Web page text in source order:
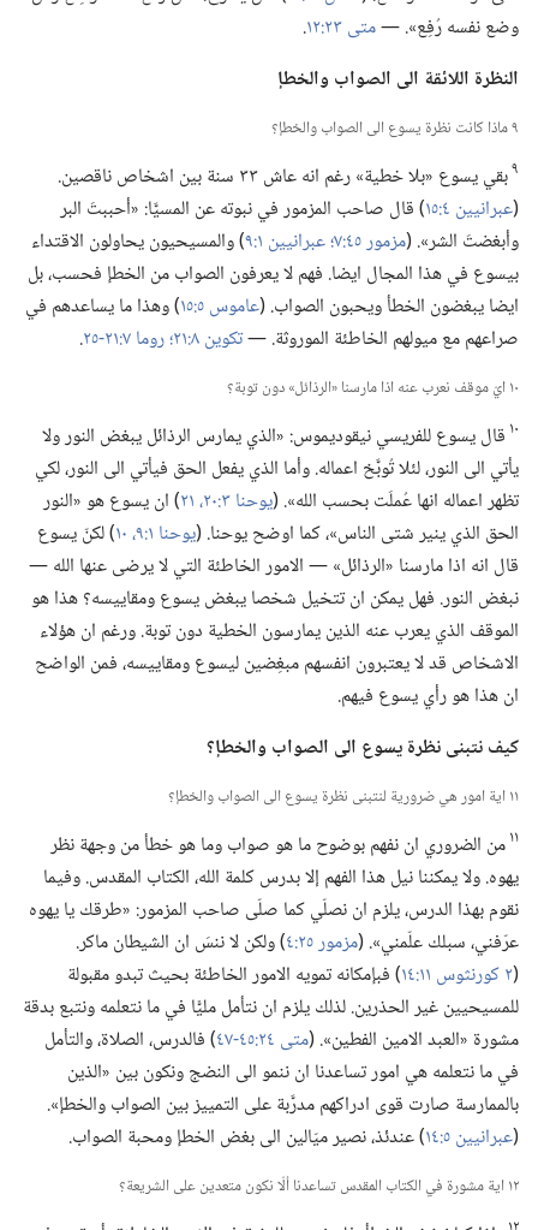
وضع نفسه رُفِع».‏ —‏متى ٢٣:‏١٢
‏.‏
النظرة اللائقة الى الصواب والخطإ
٩ ماذا كانت نظرة يسوع الى الصواب والخطإ؟‏
٩
بقي يسوع «بلا خطية» رغم انه عاش ٣٣ سنة بين اشخاص ناقصين.‏
(‏عبرانيين ٤:‏١٥
‏)‏ قال صاحب المزمور في نبوته عن المسيَّا:‏ «أحببتَ البر
وأبغضتَ الشر».‏ (‏مزمور ٤٥:‏٧؛‏ عبرانيين ١:‏٩
‏)‏ والمسيحيون يحاولون الاقتداء
بيسوع في هذا المجال ايضا.‏ فهم لا يعرفون الصواب من الخطإ فحسب،‏ بل
ايضا يبغضون الخطأ ويحبون الصواب.‏ (‏عاموس ٥:‏١٥
‏)‏ وهذا ما يساعدهم في
صراعهم مع ميولهم الخاطئة الموروثة.‏ —‏تكوين ٨:‏٢١؛‏ روما ٧:‏٢١-‏٢٥ ‏.‏
١٠ ايّ موقف نعرب عنه اذا مارسنا «الرذائل» دون توبة؟‏
١٠ قال يسوع للفريسي نيقوديموس:‏ «الذي يمارس الرذائل يبغض النور ولا
يأتي الى النور،‏ لئلا تُوبَّخ اعماله.‏ وأما الذي يفعل الحق فيأتي الى النور،‏ لكي
تظهر اعماله انها عُملَت بحسب الله».‏ (‏يوحنا ٣:‏٢٠،‏ ٢١
‏)‏ ان يسوع هو «النور
الحق الذي ينير شتى الناس»،‏ كما اوضح يوحنا.‏ (‏يوحنا ١:‏٩،‏ ١٠
‏)‏ لكنّ يسوع
قال انه اذا مارسنا «الرذائل» —‏ الامور الخاطئة التي لا يرضى عنها الله —‏
نبغض النور.‏ فهل يمكن ان تتخيل شخصا يبغض يسوع ومقاييسه؟‏ هذا هو
الموقف الذي يعرب عنه الذين يمارسون الخطية دون توبة.‏ ورغم ان هؤلاء
الاشخاص قد لا يعتبرون انفسهم مبغِضين ليسوع ومقاييسه،‏ فمن الواضح
ان هذا هو رأي يسوع فيهم.‏
كيف نتبنى نظرة يسوع الى الصواب والخطإ؟‏
١١ اية امور هي ضرورية لنتبنى نظرة يسوع الى الصواب والخطإ؟‏
١١من الضروري ان نفهم بوضوح ما هو صواب وما هو خطأ من وجهة نظر
يهوه.‏ ولا يمكننا نيل هذا الفهم إلا بدرس كلمة الله،‏ الكتاب المقدس.‏ وفيما
نقوم بهذا الدرس،‏ يلزم ان نصلّي كما صلّى صاحب المزمور:‏ «طرقك يا يهوه
عرّفني،‏ سبلك علّمني».‏ (‏مزمور ٢٥:‏٤
‏)‏ ولكن لا ننسَ ان الشيطان ماكر.‏
(‏٢ كورنثوس ١١:‏١٤
‏)‏ فبإمكانه تمويه الامور الخاطئة بحيث تبدو مقبولة
للمسيحيين غير الحذرين.‏ لذلك يلزم ان نتأمل مليًّا في ما نتعلمه ونتبع بدقة
مشورة «العبد الامين الفطين».‏ (‏متى ٢٤:‏٤٥-‏٤٧
‏)‏ فالدرس،‏ الصلاة،‏ والتأمل
في ما نتعلمه هي امور تساعدنا ان ننمو الى النضج ونكون بين «الذين
بالممارسة صارت قوى ادراكهم مدرَّبة على التمييز بين الصواب والخطإ».‏
(‏عبرانيين ٥:‏١٤ ‏)‏ عندئذ،‏ نصير ميّالين الى بغض الخطإ ومحبة الصواب.‏
١٢ اية مشورة في الكتاب المقدس تساعدنا ألّا نكون متعدين على الشريعة؟‏